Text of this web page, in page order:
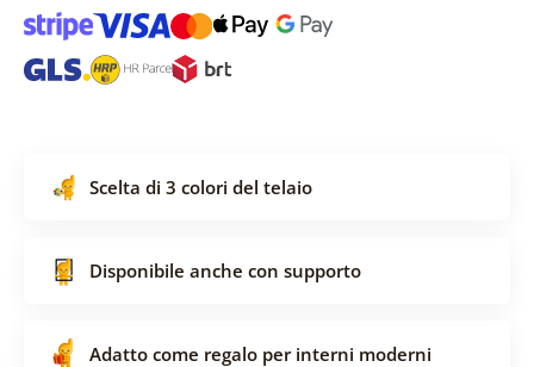
Scelta di 3 colori del telaio
Disponibile anche con supporto
Adatto come regalo per interni moderni